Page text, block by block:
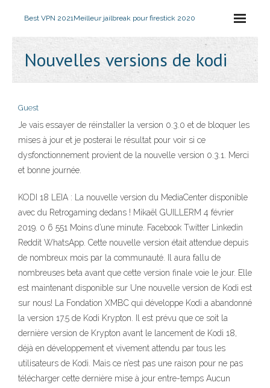
Best VPN 2021Meilleur jailbreak pour firestick 2020
Nouvelles versions de kodi
Guest
Je vais essayer de réinstaller la version 0.3.0 et de bloquer les
mises à jour et je posterai le résultat pour voir si ce
dysfonctionnement provient de la nouvelle version 0.3.1. Merci
et bonne journée.
KODI 18 LEIA : La nouvelle version du MediaCenter disponible
avec du Retrogaming dedans ! Mikaël GUILLERM 4 février
2019. 0 6 551 Moins d’une minute. Facebook Twitter Linkedin
Reddit WhatsApp. Cette nouvelle version était attendue depuis
de nombreux mois par la communauté. Il aura fallu de
nombreuses beta avant que cette version finale voie le jour. Elle
est maintenant disponible sur Une nouvelle version de Kodi est
sur nous! La Fondation XMBC qui développe Kodi a abandonné
la version 17.5 de Kodi Krypton. Il est prévu que ce soit la
dernière version de Krypton avant le lancement de Kodi 18,
déjà en développement et vivement attendu par tous les
utilisateurs de Kodi. Mais ce n’est pas une raison pour ne pas
télécharger cette dernière mise à jour entre-temps Aucun